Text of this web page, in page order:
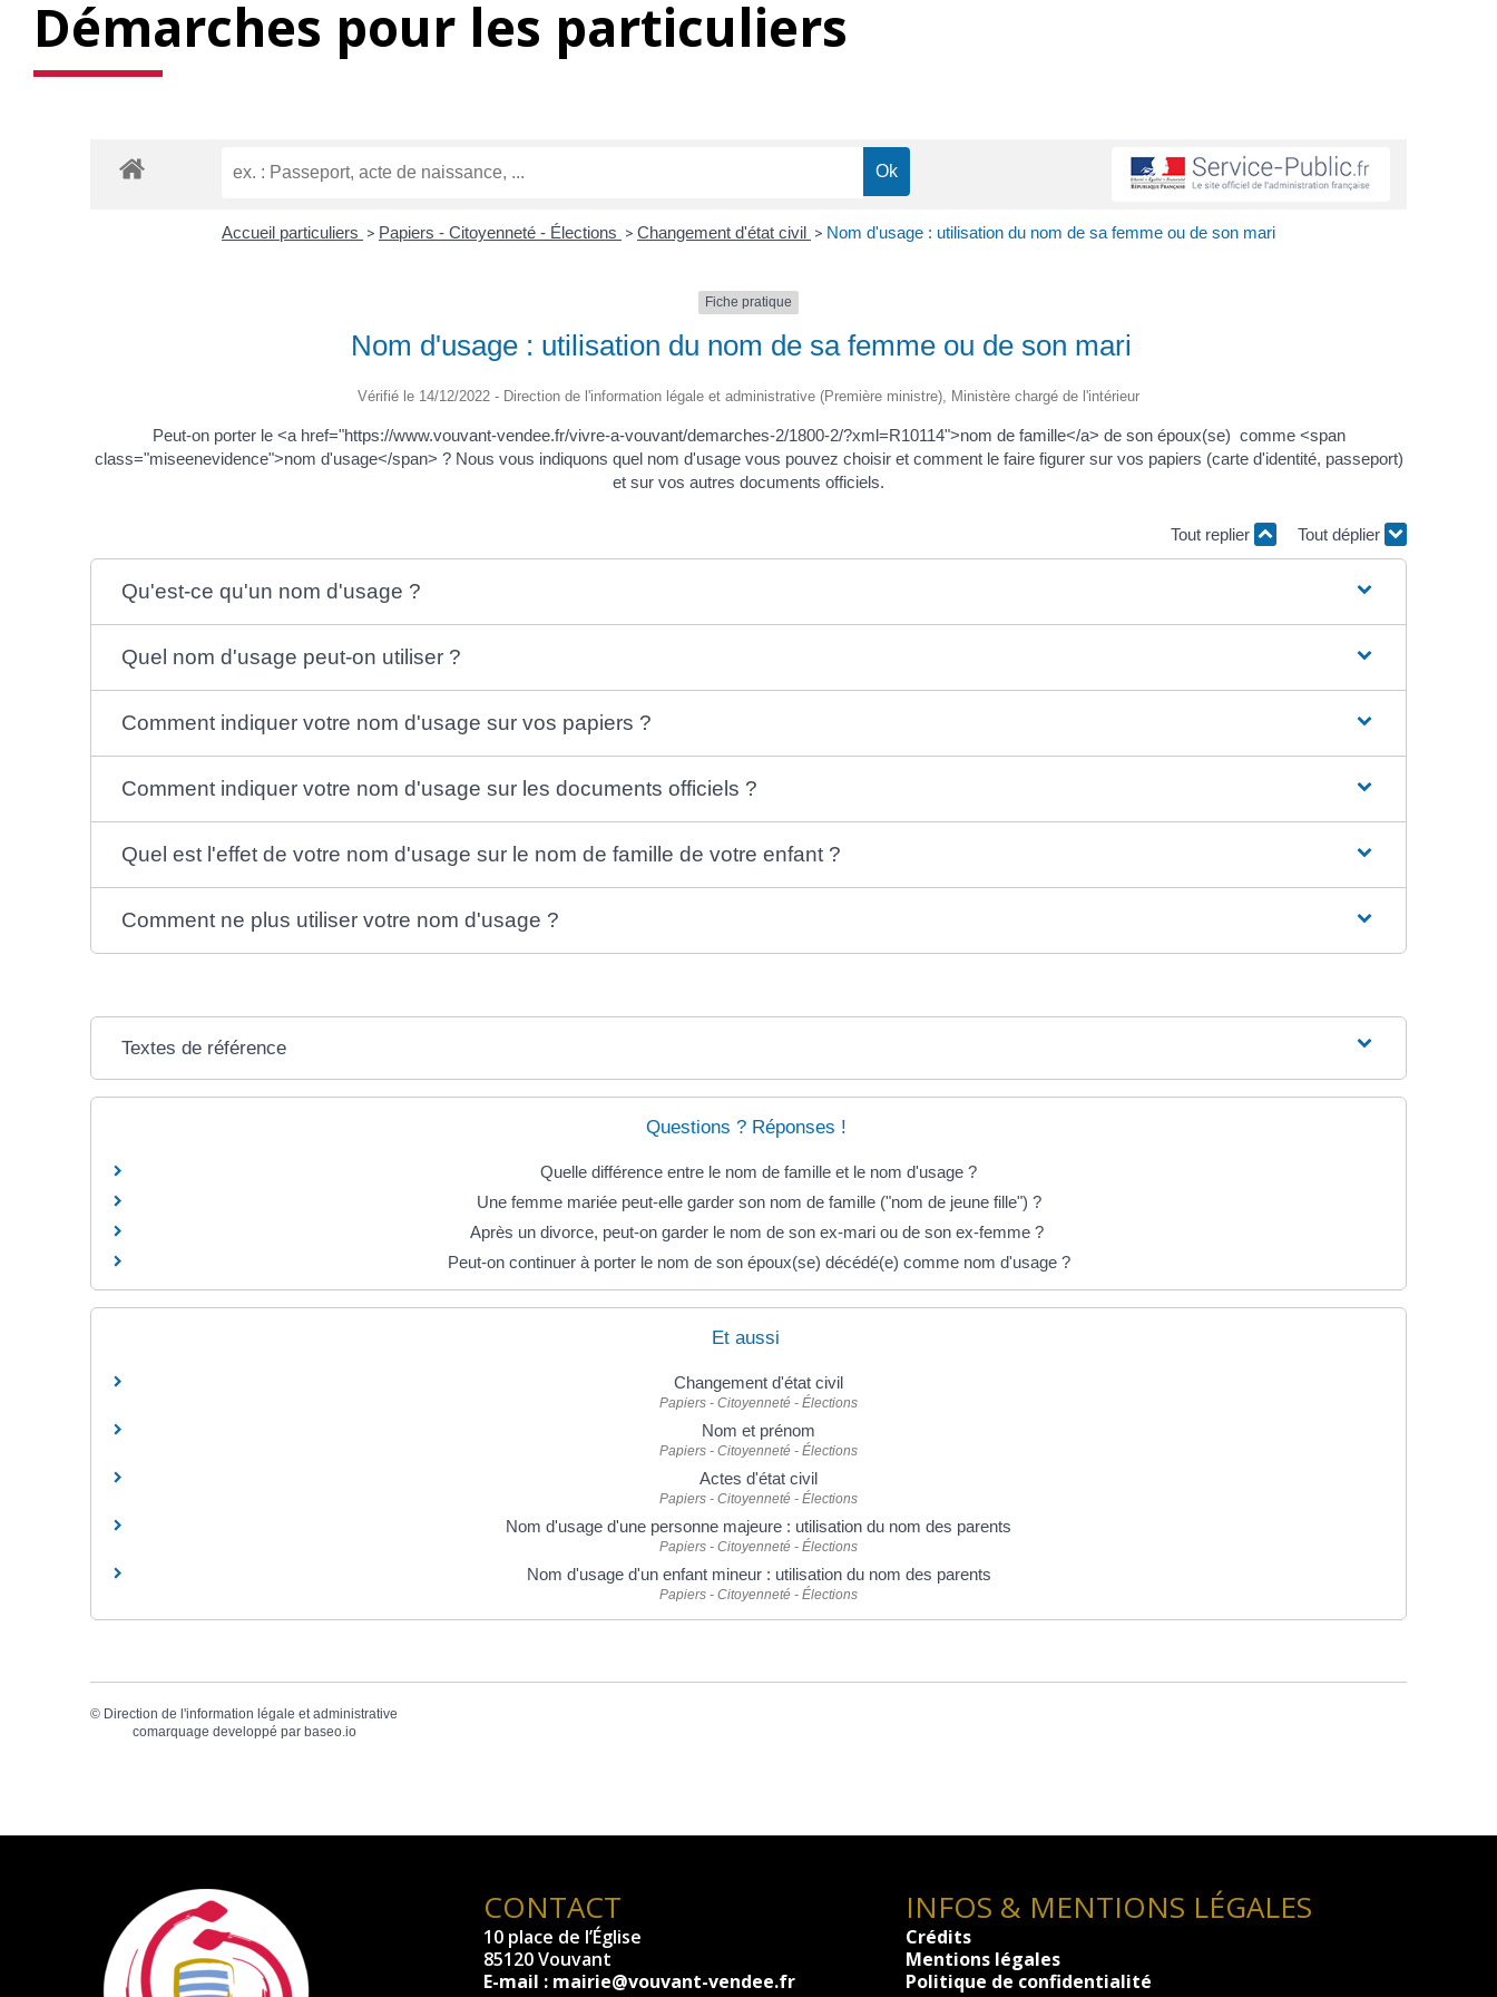
Démarches pour les particuliers
Accueil particuliers > Papiers - Citoyenneté - Élections > Changement d'état civil > Nom d'usage : utilisation du nom de sa femme ou de son mari
Fiche pratique
Nom d'usage : utilisation du nom de sa femme ou de son mari
Vérifié le 14/12/2022 - Direction de l'information légale et administrative (Première ministre), Ministère chargé de l'intérieur
Peut-on porter le <a href="https://www.vouvant-vendee.fr/vivre-a-vouvant/demarches-2/1800-2/?xml=R10114">nom de famille</a> de son époux(se) comme <span
class="miseenevidence">nom d'usage</span> ? Nous vous indiquons quel nom d'usage vous pouvez choisir et comment le faire figurer sur vos papiers (carte d'identité, passeport)
et sur vos autres documents officiels.
Tout replier Tout déplier
Qu'est-ce qu'un nom d'usage ?
Quel nom d'usage peut-on utiliser ?
Comment indiquer votre nom d'usage sur vos papiers ?
Comment indiquer votre nom d'usage sur les documents officiels ?
Quel est l'effet de votre nom d'usage sur le nom de famille de votre enfant ?
Comment ne plus utiliser votre nom d'usage ?
Textes de référence
Questions ? Réponses !
Quelle différence entre le nom de famille et le nom d'usage ?
Une femme mariée peut-elle garder son nom de famille ("nom de jeune fille") ?
Après un divorce, peut-on garder le nom de son ex-mari ou de son ex-femme ?
Peut-on continuer à porter le nom de son époux(se) décédé(e) comme nom d'usage ?
Et aussi
Changement d'état civil
Papiers - Citoyenneté - Élections
Nom et prénom
Papiers - Citoyenneté - Élections
Actes d'état civil
Papiers - Citoyenneté - Élections
Nom d'usage d'une personne majeure : utilisation du nom des parents
Papiers - Citoyenneté - Élections
Nom d'usage d'un enfant mineur : utilisation du nom des parents
Papiers - Citoyenneté - Élections
© Direction de l'information légale et administrative
comarquage developpé par baseo.io
CONTACT
10 place de l’Église
85120 Vouvant
E-mail : mairie@vouvant-vendee.fr
INFOS & MENTIONS LÉGALES
Crédits
Mentions légales
Politique de confidentialité